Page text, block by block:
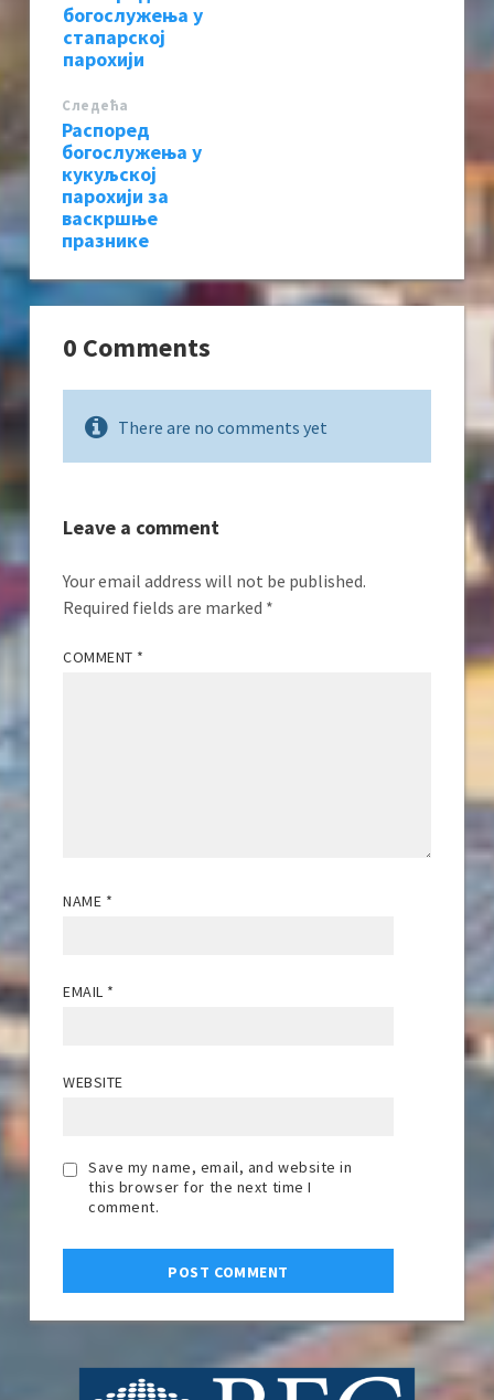
богослужења у
стапарској
парохији
Следећa
Распоред
богослужења у
кукуљској
парохији за
васкршње
празнике
0 Comments
There are no comments yet
Leave a comment
Your email address will not be published.
Required fields are marked *
COMMENT *
NAME *
EMAIL *
WEBSITE
Save my name, email, and website in
this browser for the next time I
comment.